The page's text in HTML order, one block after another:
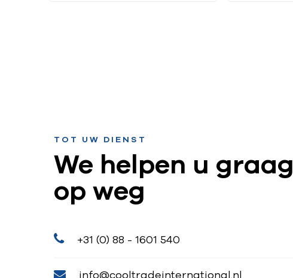
TOT UW DIENST
We helpen u graag
op weg
+31 (0) 88 - 1601 540
info@cooltradeinternational.nl